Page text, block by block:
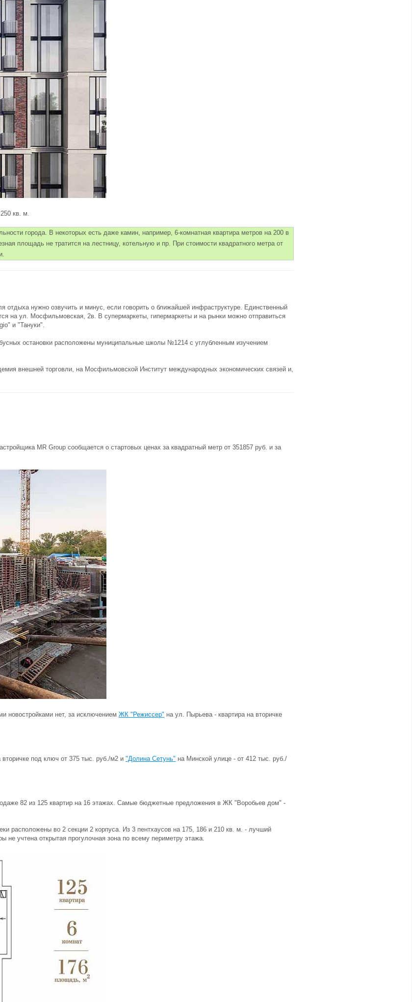
кв. м.
города. В некоторых есть даже камин, например, 6-комнатная квартира метров на 200 в
площадь не тратится на лестницу, котельную и пр. При стоимости квадратного метра от
нужно озвучить и минус, если говорить о ближайшей инфраструктуре. Единственный
на ул. Мосфильмовская, 2в. В супермаркеты, гипермаркеты и на рынки можно отправиться
и "Тануки".
остановки расположены муниципальные школы №1214 с углубленным изучением
внешней торговли, на Мосфильмовской Институт международных экономических связей и,
MR Group сообщается о стартовых ценах за квадратный метр от 351857 руб. и за
новостройками нет, за исключением ЖК "Режиссер" на ул. Пырьева - квартира на вторичке
вторичке под ключ от 375 тыс. руб./м2 и "Долина Сетунь" на Минской улице - от 412 тыс. руб./
82 из 125 квартир на 16 этажах. Самые бюджетные предложения в ЖК "Воробьев дом" -
расположены во 2 секции 2 корпуса. Из 3 пентхаусов на 175, 186 и 210 кв. м. - лучший
не учтена открытая прогулочная зона по всему периметру этажа.